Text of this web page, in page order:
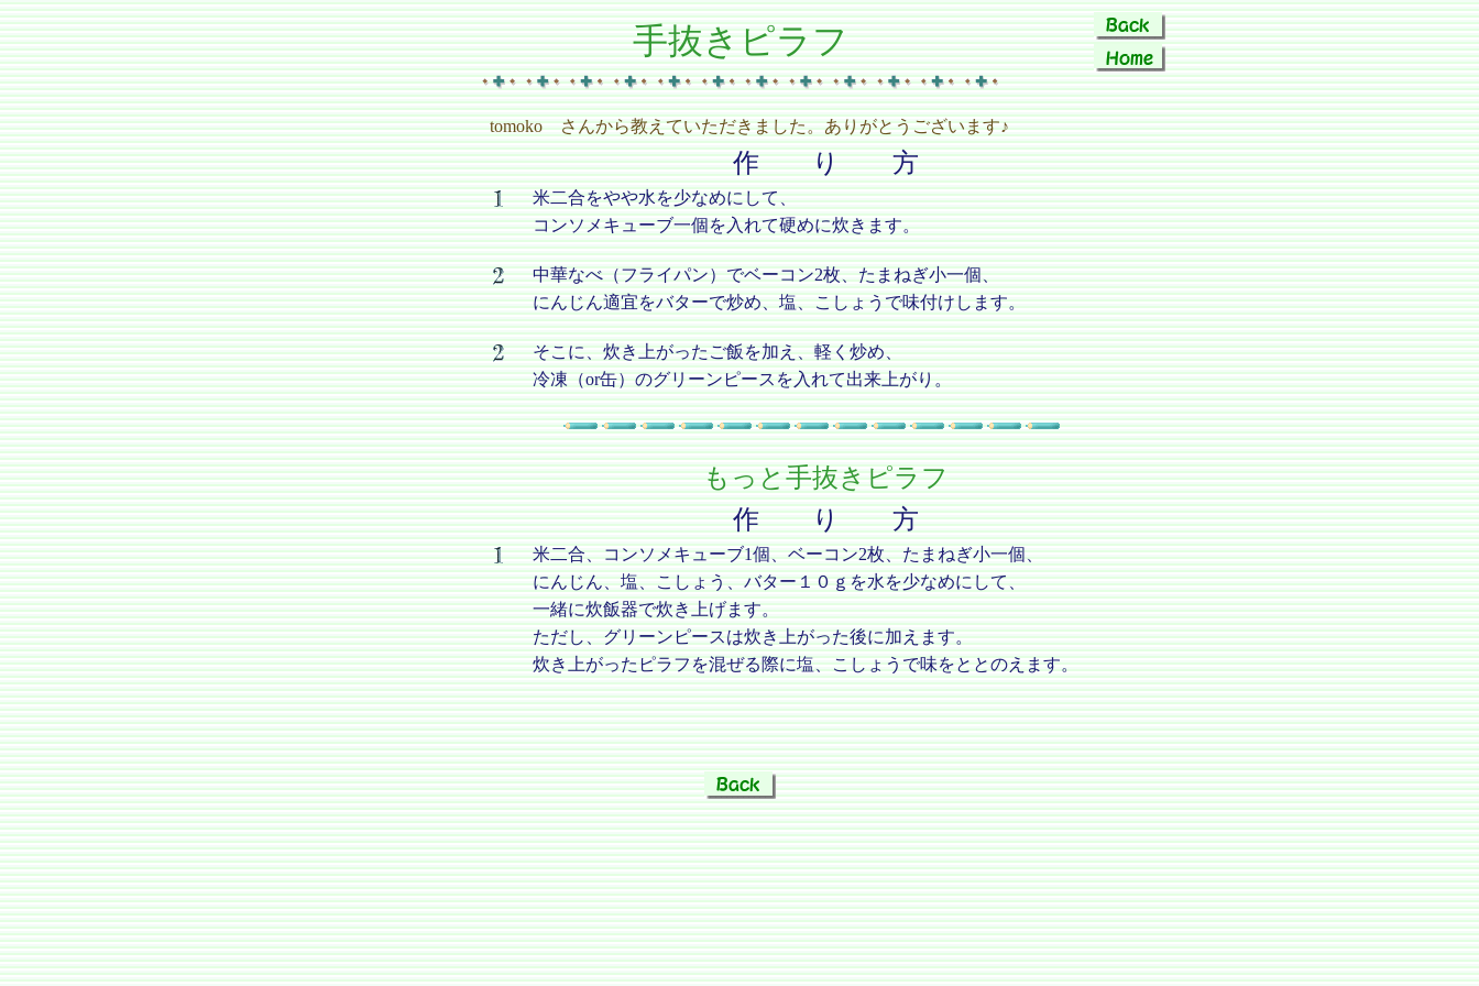
手抜きピラフ
tomoko さんから教えていただきました。ありがとうございます♪
作 り 方
米二合をやや水を少なめにして、
コンソメキューブ一個を入れて硬めに炊きます。
中華なべ（フライパン）でベーコン2枚、たまねぎ小一個、
にんじん適宜をバターで炒め、塩、こしょうで味付けします。
そこに、炊き上がったご飯を加え、軽く炒め、
冷凍（or缶）のグリーンピースを入れて出来上がり。
もっと手抜きピラフ
作 り 方
米二合、コンソメキューブ1個、ベーコン2枚、たまねぎ小一個、
にんじん、塩、こしょう、バター１０ｇを水を少なめにして、
一緒に炊飯器で炊き上げます。
ただし、グリーンピースは炊き上がった後に加えます。
炊き上がったピラフを混ぜる際に塩、こしょうで味をととのえます。